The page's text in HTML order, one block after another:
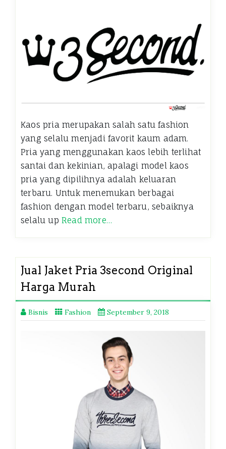
Kaos pria merupakan salah satu fashion
yang selalu menjadi favorit kaum adam.
Pria yang menggunakan kaos lebih terlihat
santai dan kekinian, apalagi model kaos
pria yang dipilihnya adalah keluaran
terbaru. Untuk menemukan berbagai
fashion dengan model terbaru, sebaiknya
selalu up Read more…
Jual Jaket Pria 3second Original
Harga Murah
Bisnis Fashion September 9, 2018